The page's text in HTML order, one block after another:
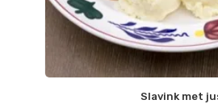
Slavink met